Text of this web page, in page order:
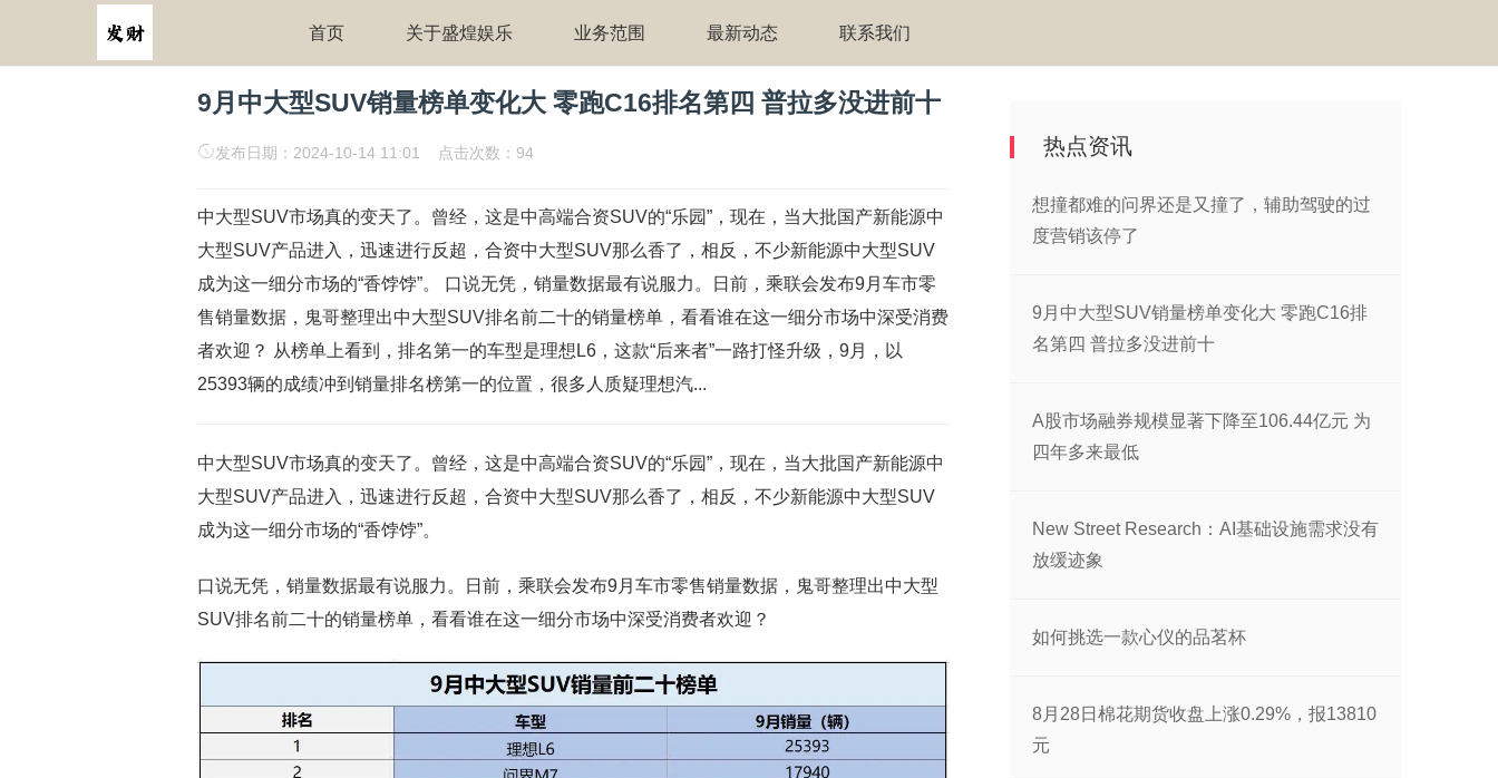
首页 关于盛煌娱乐 业务范围 最新动态 联系我们
9月中大型SUV销量榜单变化大 零跑C16排名第四 普拉多没进前十
发布日期：2024-10-14 11:01 点击次数：94
中大型SUV市场真的变天了。曾经，这是中高端合资SUV的“乐园”，现在，当大批国产新能源中
大型SUV产品进入，迅速进行反超，合资中大型SUV那么香了，相反，不少新能源中大型SUV
成为这一细分市场的“香饽饽”。 口说无凭，销量数据最有说服力。日前，乘联会发布9月车市零
售销量数据，鬼哥整理出中大型SUV排名前二十的销量榜单，看看谁在这一细分市场中深受消费
者欢迎？ 从榜单上看到，排名第一的车型是理想L6，这款“后来者”一路打怪升级，9月，以
25393辆的成绩冲到销量排名榜第一的位置，很多人质疑理想汽...
中大型SUV市场真的变天了。曾经，这是中高端合资SUV的“乐园”，现在，当大批国产新能源中
大型SUV产品进入，迅速进行反超，合资中大型SUV那么香了，相反，不少新能源中大型SUV
成为这一细分市场的“香饽饽”。
口说无凭，销量数据最有说服力。日前，乘联会发布9月车市零售销量数据，鬼哥整理出中大型
SUV排名前二十的销量榜单，看看谁在这一细分市场中深受消费者欢迎？
热点资讯
想撞都难的问界还是又撞了，辅助驾驶的过
度营销该停了
9月中大型SUV销量榜单变化大 零跑C16排
名第四 普拉多没进前十
A股市场融券规模显著下降至106.44亿元 为
四年多来最低
New Street Research：AI基础设施需求没有
放缓迹象
如何挑选一款心仪的品茗杯
8月28日棉花期货收盘上涨0.29%，报13810
元